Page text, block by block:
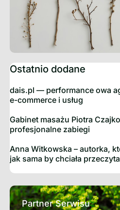
Ostatnio dodane
dais.pl — performance owa
e-commerce i usług
Gabinet masażu Piotra
profesjonalne zabiegi
Anna Witkowska – autorka,
jak sama by chciała
Partner Serwisu